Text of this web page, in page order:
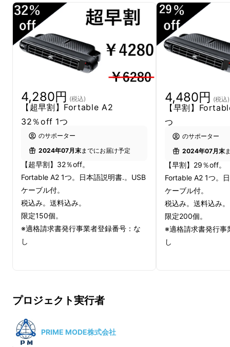
最適なアイテムです。座席全体に風を送り、愛
車内に心地よい風を循環させます。
今回はそんな環境を一瞬で変えてしまう便利ア
イテムを紹介させて頂きます。
※弊社は「Fortable A2」の日本における独占
販売権を有する正規代理店です。詳細に関して
は、ページ下部のリスク＆チャレンジをご確認
ください。
4,280円 (税込)
【超早割】Fortable A2
32％off 1つ
のサポーター
2024年07月末までにお届け予定
【超早割】32％off。
Fortable A2 1つ。日本語説明書.。USB
ケーブル付。
税込み。送料込み。
限定150個。
※適格請求書発行事業者登録番号：な
し
4,480円 (税込)
【早割】
つ
のサポーター
2024年07月末
【早割】29％off。
Fortable A2 1つ。
ケーブル付。
税込み。送料込み。
限定200個。
※適格請求書発行事
し
プロジェクト実行者
PRIME MODE株式会社